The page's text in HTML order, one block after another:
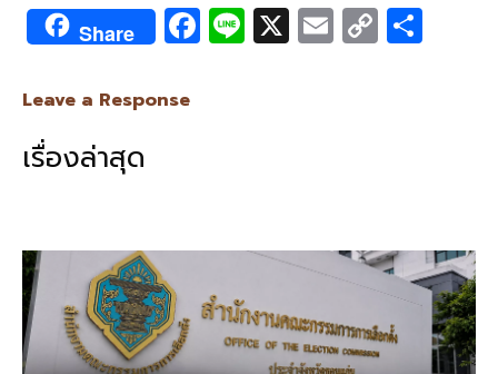
Share F
k
Li X E C
Leave a Response
เรื่องล่าสุด